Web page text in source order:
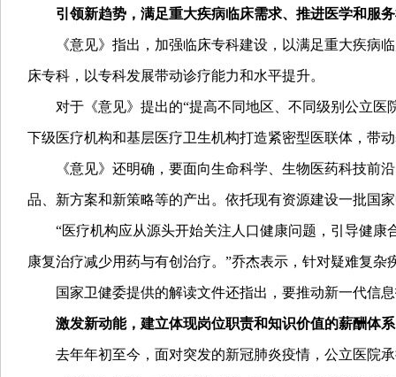
引领新趋势，满足重大疾病临床需求、推进医学和服
《意见》指出，加强临床专科建设，以满足重大疾
床专科，以专科发展带动诊疗能力和水平提升。
对于《意见》提出的“提高不同地区、不同级别公立
下级医疗机构和基层医疗卫生机构打造紧密型医联体，带
《意见》还明确，要面向生命科学、生物医药科技
品、新方案和新策略等的产出。依托现有资源建设一批国
“医疗机构应从源头开始关注人口健康问题，引导健
康复治疗减少用药与有创治疗。”乔杰表示，针对疑难复
国家卫健委提供的解读文件还指出，要推动新一代信
激发新动能，建立体现岗位职责和知识价值的薪酬体系
去年年初至今，面对突发的新冠肺炎疫情，公立医院